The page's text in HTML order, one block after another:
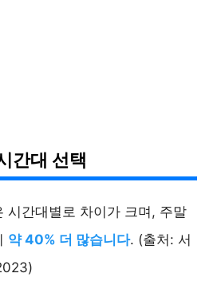
간대 선택
시간대별로 차이가 크며, 주말
약 40% 더 많습니다. (출처: 서